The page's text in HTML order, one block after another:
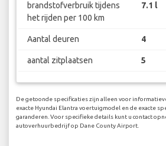
brandstofverbruik tijdens
het rijden per 100 km
7.1 l
Aantal deuren 4
aantal zitplaatsen 5
De getoonde specificaties zijn alleen voor
exacte Hyundai Elantra voertuigmodel en de exacte
garanderen. Voor specifieke details kunt u contact
autoverhuurbedrijf op Dane County Airport.